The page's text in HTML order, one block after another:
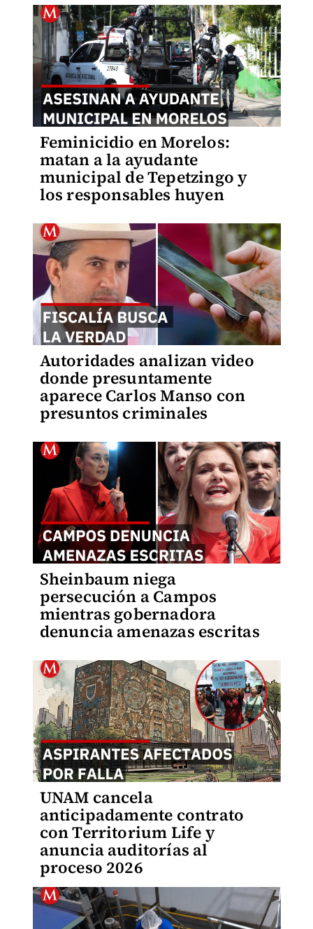
Feminicidio en Morelos:
matan a la ayudante
municipal de Tepetzingo y
los responsables huyen
Autoridades analizan video
donde presuntamente
aparece Carlos Manso con
presuntos criminales
Sheinbaum niega
persecución a Campos
mientras gobernadora
denuncia amenazas escritas
UNAM cancela
anticipadamente contrato
con Territorium Life y
anuncia auditorías al
proceso 2026